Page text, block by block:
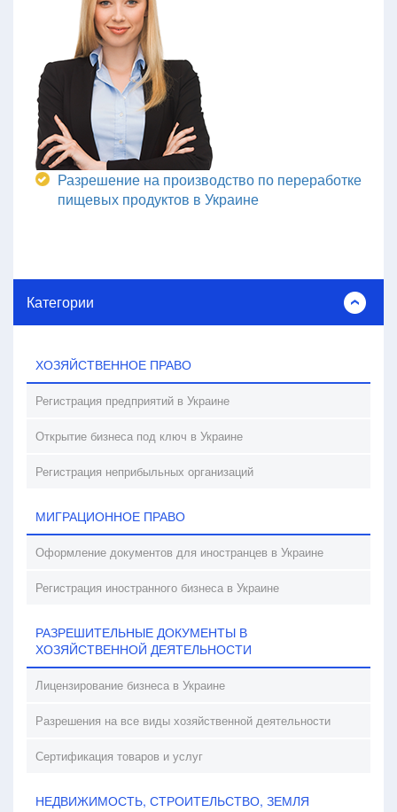
Разрешение на производство по переработке
пищевых продуктов в Украине
Категории
ХОЗЯЙСТВЕННОЕ ПРАВО
Регистрация предприятий в Украине
Открытие бизнеса под ключ в Украине
Регистрация неприбыльных организаций
МИГРАЦИОННОЕ ПРАВО
Оформление документов для иностранцев в Украине
Регистрация иностранного бизнеса в Украине
РАЗРЕШИТЕЛЬНЫЕ ДОКУМЕНТЫ В
ХОЗЯЙСТВЕННОЙ ДЕЯТЕЛЬНОСТИ
Лицензирование бизнеса в Украине
Разрешения на все виды хозяйственной деятельности
Сертификация товаров и услуг
НЕДВИЖИМОСТЬ, СТРОИТЕЛЬСТВО, ЗЕМЛЯ